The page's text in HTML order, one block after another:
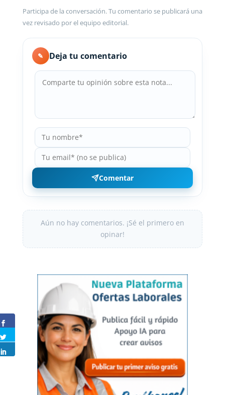
Participa de la conversación. Tu comentario se publicará una
vez revisado por el equipo editorial.
✎ Deja tu comentario
Comentar
Aún no hay comentarios. ¡Sé el primero en
opinar!